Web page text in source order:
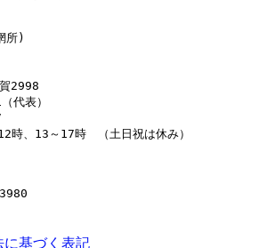
所)
2998
代表）
時、13～17時　（土日祝は休み）
に基づく表記